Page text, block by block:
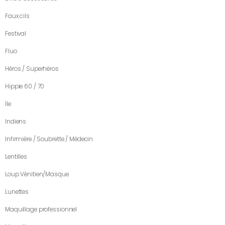
Faux cils
Festival
Fluo
Héros / Superhéros
Hippie 60 / 70
île
Indiens
Infirmière / Soubrette / Médecin
Lentilles
Loup Vénitien/Masque
Lunettes
Maquillage professionnel